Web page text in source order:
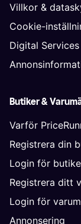
Villkor &
Cookie-
Digital
Butiker &
Varför
Registrera din
Login för
Registrera ditt
Login för
Annonsering